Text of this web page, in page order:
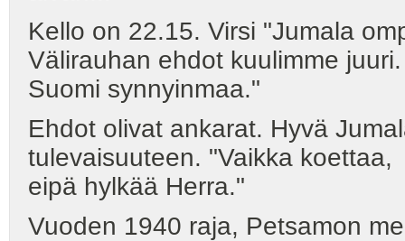
Kello on 22.15. Virsi "Jumala
Välirauhan ehdot kuulimme
Suomi synnyinmaa."
Ehdot olivat ankarat. Hyvä
tulevaisuuteen. "Vaikka koettaa,
eipä hylkää Herra."
Vuoden 1940 raja, Petsamon